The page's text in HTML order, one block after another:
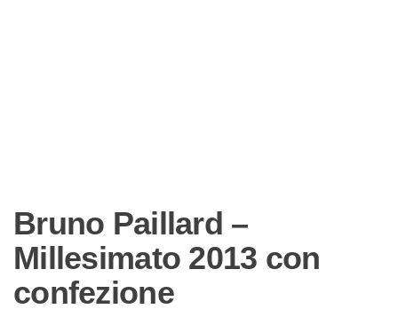
Bruno Paillard –
Millesimato 2013 con
confezione